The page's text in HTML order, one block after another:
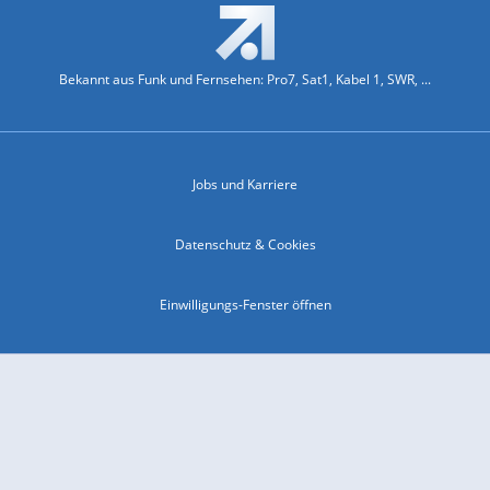
Bekannt aus Funk und Fernsehen: Pro7, Sat1, Kabel 1, SWR, ...
Jobs und Karriere
Datenschutz & Cookies
Einwilligungs-Fenster öffnen